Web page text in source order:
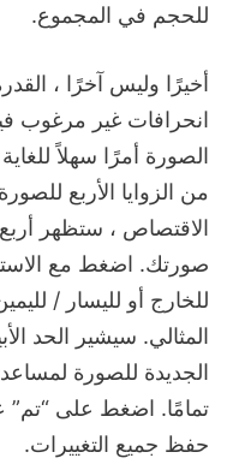
للحجم في المجموع.
أخيرًا وليس آخرًا ،
انحرافات غير مرغوب
الصورة أمرًا سهلاً
من الزوايا الأربع
الاقتصاص ، ستظهر
صورتك. اضغط مع
للخارج أو لليسار /
المثالي. سيشير الحد
الجديدة للصورة
تمامًا. اضغط على “تم”
حفظ جميع التغييرات.